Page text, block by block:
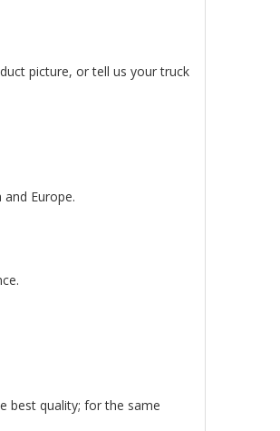
picture, or tell us your truck
Europe.
best quality; for the same